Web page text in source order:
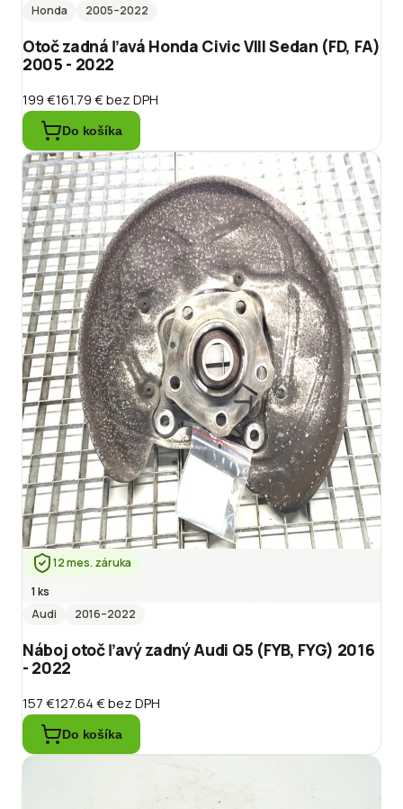
Honda
2005–2022
Otoč zadná ľavá Honda Civic VIII Sedan (FD, FA)
2005 - 2022
199 €161.79 €bez DPH
Do košíka
12 mes. záruka
1 ks
Audi
2016–2022
Náboj otoč ľavý zadný Audi Q5 (FYB, FYG) 2016
- 2022
157 €127.64 €bez DPH
Do košíka